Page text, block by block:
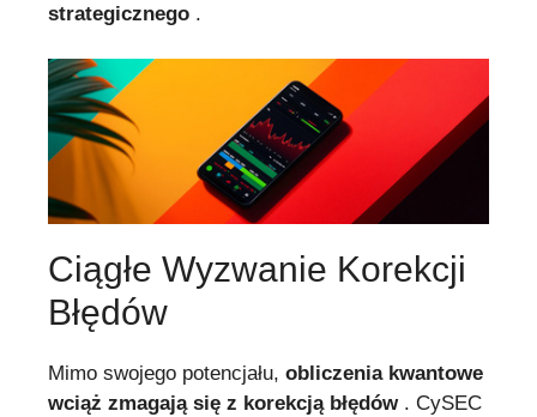
strategicznego .
Ciągłe Wyzwanie Korekcji
Błędów
Mimo swojego potencjału, obliczenia kwantowe
wciąż zmagają się z korekcją błędów. CySEC